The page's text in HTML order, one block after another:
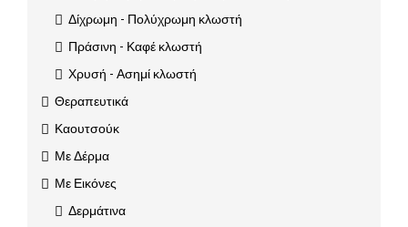
Δίχρωμη - Πολύχρωμη κλωστή
Πράσινη - Καφέ κλωστή
Χρυσή - Ασημί κλωστή
Θεραπευτικά
Καουτσούκ
Με Δέρμα
Με Εικόνες
Δερμάτινα